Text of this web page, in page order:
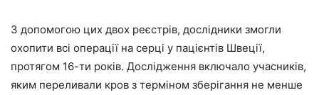
З допомогою цих двох реєстрів, дослідники змогли
охопити всі операції на серці у пацієнтів Швеції,
протягом 16-ти років. Дослідження включало учасників,
яким переливали кров з терміном зберігання не менше